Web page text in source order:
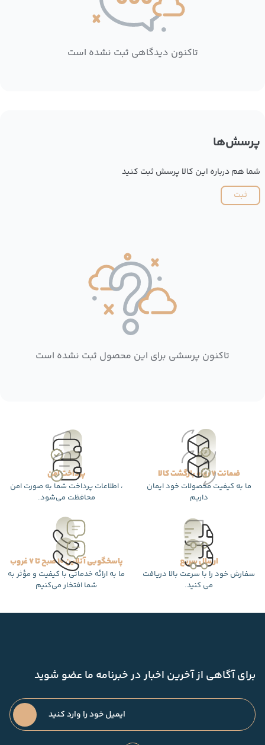
تاکنون دیدگاهی ثبت نشده است
پرسش‌ها
شما هم درباره این کالا پرسش ثبت کنید
ثبت
تاکنون پرسشی برای این محصول ثبت نشده است
ضمانت 7 روزه بازگشت کالا
ما به کیفیت محصولات خود ایمان
داریم
پرداخت امن
، اطلاعات پرداخت شما به صورت امن
محافظت می‌شود.
ارسال سریع
سفارش خود را با سرعت بالا دریافت
می کنید.
پاسخگویی آنلاین 10 صبح تا 7 غروب
ما به ارائه خدماتی با کیفیت و مؤثر به
شما افتخار می‌کنیم
برای آگاهی از آخرین اخبار در خبرنامه ما عضو شوید